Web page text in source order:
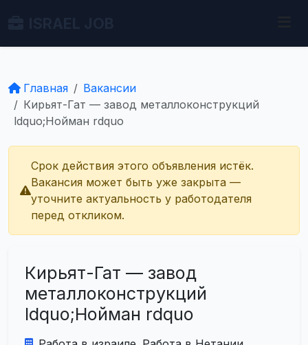
Главная
Вакансии
Кирьят-Гат — завод металлоконструкций
ldquo;Нойман rdquo
Срок действия этого объявления истёк.
Вакансия может быть уже закрыта —
уточните актуальность у работодателя
перед откликом.
Кирьят-Гат — завод
металлоконструкций
ldquo;Нойман rdquo